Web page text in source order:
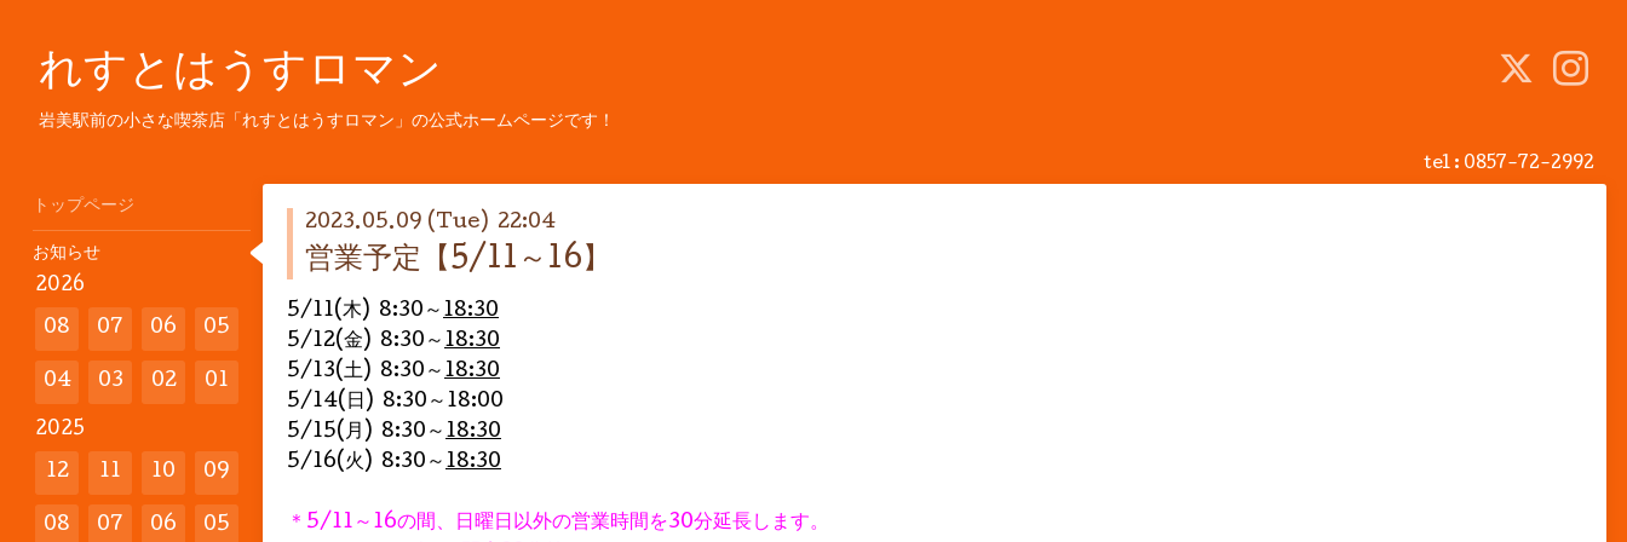
れすとはうすロマン
岩美駅前の小さな喫茶店「れすとはうすロマン」の公式ホームページです！
tel : 0857-72-2992
2023.05.09 (Tue) 22:04
営業予定【5/11～16】
5/11(木) 8:30～ 18:30
5/12(金) 8:30～ 18:30
5/13(土) 8:30～ 18:30
5/14(日) 8:30～18:00
5/15(月) 8:30～ 18:30
5/16(火) 8:30～ 18:30
＊5/11～16の間、日曜日以外の営業時間を30分延長します。
トップページ
お知らせ
2026
08 07 06 05
04 03 02 01
2025
12 11 10 09
08 07 06 05